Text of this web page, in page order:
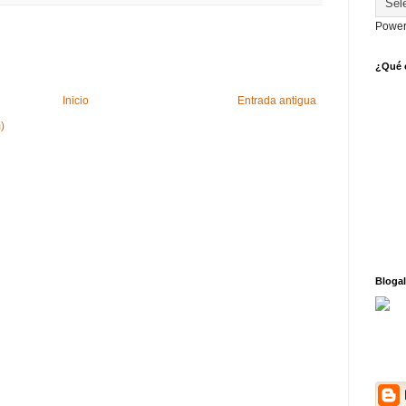
Entrada antigua
Inicio
¿Qué